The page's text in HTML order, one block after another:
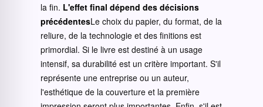
la fin. L'effet final dépend des décisions
précédentesLe choix du papier, du format, de la
reliure, de la technologie et des finitions est
primordial. Si le livre est destiné à un usage
intensif, sa durabilité est un critère important. S'il
représente une entreprise ou un auteur,
l'esthétique de la couverture et la première